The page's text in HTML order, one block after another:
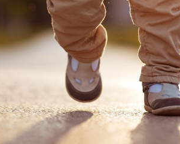
Chikungunya, dengue,
West Nile : que se passe-
t-il dans le sud de la
France ?
Les médicaments GLP-1
protègent-ils aussi les os
?